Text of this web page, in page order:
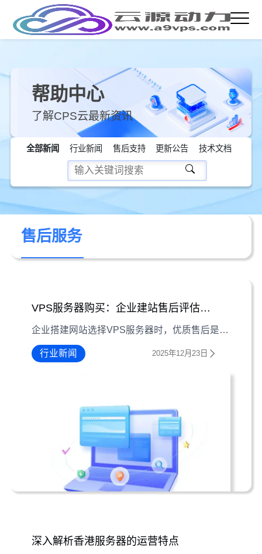
帮助中心
了解CPS云最新资讯
全部新闻 行业新闻 售后支持 更新公告 技术文档
售后服务
VPS服务器购买：企业建站售后评估5大要点
企业搭建网站选择VPS服务器时，优质售后是保障业务稳定的关键。本文梳理响应时间、技术专业性等5大评估要点，助你选对服务商。
行业新闻 2025年12月23日
深入解析香港服务器的运营特点